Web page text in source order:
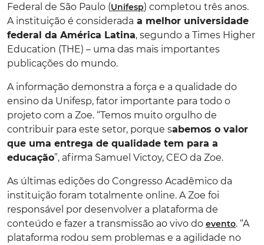
Federal de São Paulo (Unifesp) completou três anos.
A instituição é considerada a melhor universidade
federal da América Latina, segundo a Times Higher
Education (THE) – uma das mais importantes
publicações do mundo.
A informação demonstra a força e a qualidade do
ensino da Unifesp, fator importante para todo o
projeto com a Zoe. “Temos muito orgulho de
contribuir para este setor, porque sabemos o valor
que uma entrega de qualidade tem para a
educação”, afirma Samuel Victoy, CEO da Zoe.
As últimas edições do Congresso Acadêmico da
instituição foram totalmente online. A Zoe foi
responsável por desenvolver a plataforma de
conteúdo e fazer a transmissão ao vivo do evento. “A
plataforma rodou sem problemas e a agilidade no